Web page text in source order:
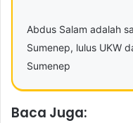
Abdus Salam adalah
Sumenep, lulus UKW
Sumenep
Baca Juga: